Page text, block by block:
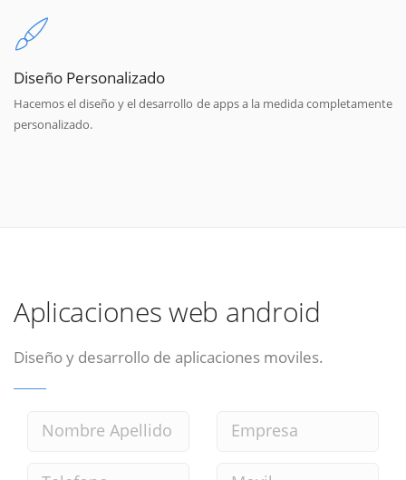
Diseño Personalizado
Hacemos el diseño y el desarrollo de apps a la medida completamente
personalizado.
Aplicaciones web android
Diseño y desarrollo de aplicaciones moviles.